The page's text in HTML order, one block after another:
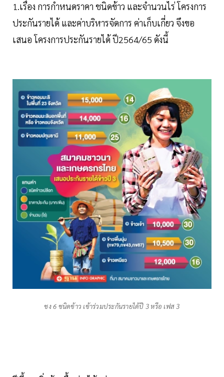
1.เรื่อง การกำหนดราคา ชนิดข้าว และจำนวนไร่ โครงการ
ประกันรายได้ และค่าบริหารจัดการ ค่าเก็บเกี่ยว จึงขอ
เสนอ โครงการประกันรายได้ ปี2564/65 ดังนี้
ชง 6 ชนิดข้าว เข้าร่วมประกันรายได้ปี 3 หรือ เฟส 3